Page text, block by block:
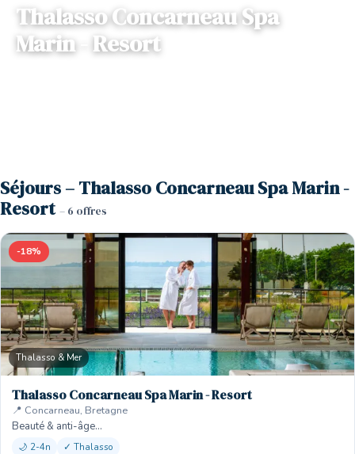
Thalasso Concarneau Spa
Marin - Resort
Séjours – Thalasso Concarneau Spa Marin -
Resort – 6 offres
-18%
Thalasso & Mer
Thalasso Concarneau Spa Marin - Resort
📍 Concarneau, Bretagne
Beauté & anti-âge…
🌙 2-4n ✓ Thalasso